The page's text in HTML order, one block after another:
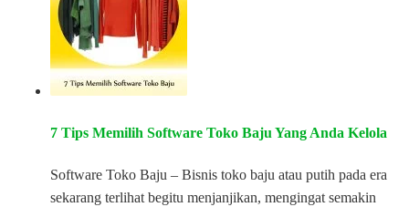
7 Tips Memilih Software Toko Baju Yang Anda Kelola
Software Toko Baju – Bisnis toko baju atau putih pada era
sekarang terlihat begitu menjanjikan, mengingat semakin